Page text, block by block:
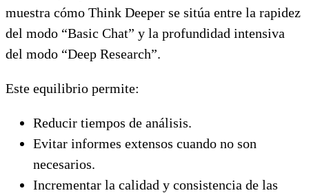
muestra cómo Think Deeper se sitúa entre la rapidez
del modo “Basic Chat” y la profundidad intensiva
del modo “Deep Research”.
Este equilibrio permite:
Reducir tiempos de análisis.
Evitar informes extensos cuando no son
necesarios.
Incrementar la calidad y consistencia de las